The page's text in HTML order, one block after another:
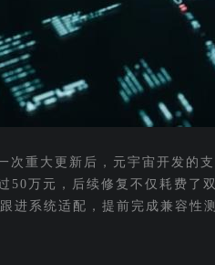
次重大更新后，元宇宙开发的支
50万元，后续修复不仅耗费了双
进系统适配，提前完成兼容性测